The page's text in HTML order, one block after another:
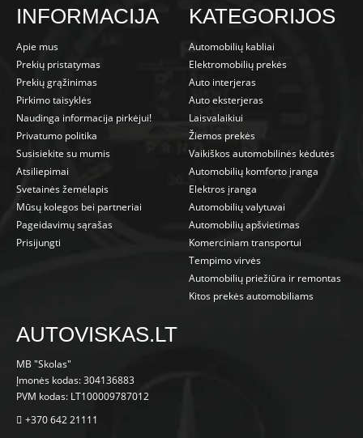
INFORMACIJA
Apie mus
Prekių pristatymas
Prekių grąžinimas
Pirkimo taisyklės
Naudinga informacija pirkėjui!
Privatumo politika
Susisiekite su mumis
Atsiliepimai
Svetainės žemėlapis
Mūsų kolegos bei partneriai
Pageidavimų sąrašas
Prisijungti
KATEGORIJOS
Automobilių kabliai
Elektromobilių prekės
Auto interjeras
Auto eksterjeras
Laisvalaikiui
Žiemos prekės
Vaikiškos automobilinės kėdutės
Automobilių komforto įranga
Elektros įranga
Automobilių valytuvai
Automobilių apšvietimas
Komerciniam transportui
Tempimo virvės
Automobilių priežiūra ir remontas
Kitos prekės automobiliams
AUTOVISKAS.LT
MB "Skolas"
Įmonės kodas: 304136883
PVM kodas: LT100009787012
+370 642 21111